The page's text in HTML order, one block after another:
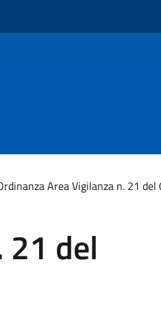
Area Vigilanza n. 21
21 del